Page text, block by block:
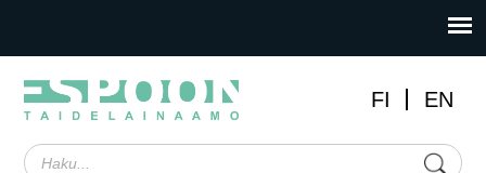
FI EN